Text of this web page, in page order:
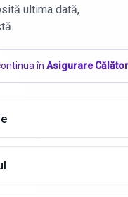
ultima dată,
în Asigurare